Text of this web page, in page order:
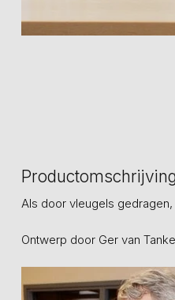
Productomschrijving
Als door vleugels
Ontwerp door Ger van